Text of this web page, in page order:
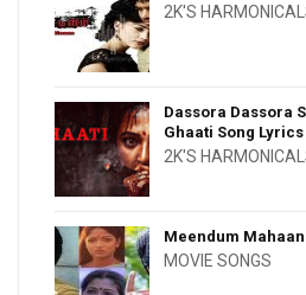
2K'S
Dassora Dassora
Ghaati Song Lyrics
2K'S
Meendum
MOVIE SONGS